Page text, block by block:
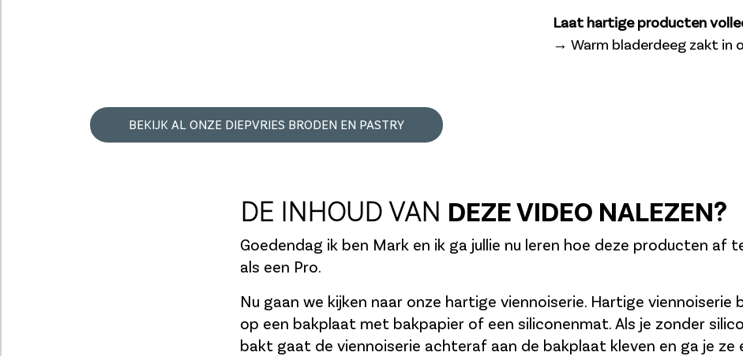
Laat hartige producten
→ Warm bladerdeeg zakt in
BEKIJK AL ONZE DIEPVRIES BRODEN EN PASTRY
DE INHOUD VAN DEZE VIDEO NALEZEN?
Goedendag ik ben Mark en ik ga jullie nu leren hoe deze producten af
als een Pro.
Nu gaan we kijken naar onze hartige viennoiserie. Hartige viennoiserie
op een bakplaat met bakpapier of een siliconenmat. Als je zonder
bakt gaat de viennoiserie achteraf aan de bakplaat kleven en ga je ze